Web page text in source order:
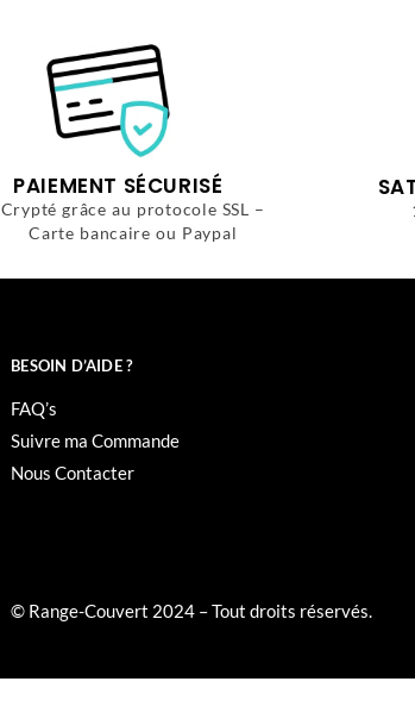
PAIEMENT SÉCURISÉ
Crypté grâce au protocole SSL –
Carte bancaire ou Paypal
BESOIN D’AIDE ?
FAQ’s
Suivre ma Commande
Nous Contacter
© Range-Couvert 2024 – Tout droits réservés.